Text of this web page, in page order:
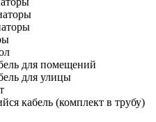
для помещений
для улицы
кабель (комплект в трубу)